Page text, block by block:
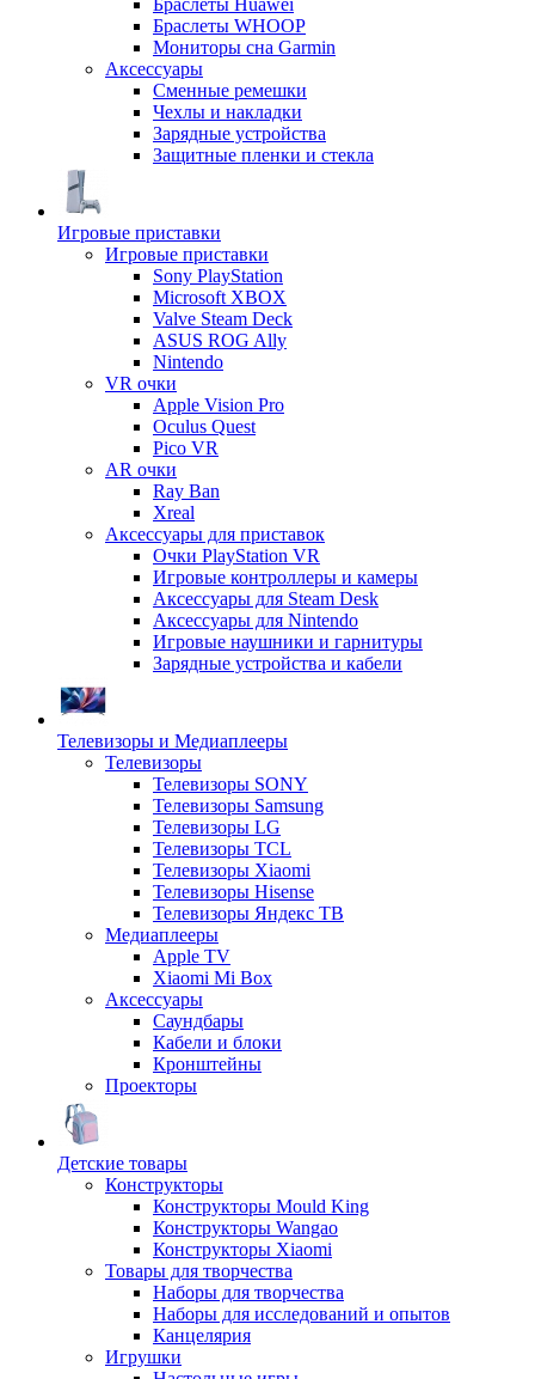
Браслеты Huawei
Браслеты WHOOP
Мониторы сна Garmin
Аксессуары
Сменные ремешки
Чехлы и накладки
Зарядные устройства
Защитные пленки и стекла
Игровые приставки
Игровые приставки
Sony PlayStation
Microsoft XBOX
Valve Steam Deck
ASUS ROG Ally
Nintendo
VR очки
Apple Vision Pro
Oculus Quest
Pico VR
AR очки
Ray Ban
Xreal
Аксессуары для приставок
Очки PlayStation VR
Игровые контроллеры и камеры
Аксессуары для Steam Desk
Аксессуары для Nintendo
Игровые наушники и гарнитуры
Зарядные устройства и кабели
Телевизоры и Медиаплееры
Телевизоры
Телевизоры SONY
Телевизоры Samsung
Телевизоры LG
Телевизоры TCL
Телевизоры Xiaomi
Телевизоры Hisense
Телевизоры Яндекс ТВ
Медиаплееры
Apple TV
Xiaomi Mi Box
Аксессуары
Саундбары
Кабели и блоки
Кронштейны
Проекторы
Детские товары
Конструкторы
Конструкторы Mould King
Конструкторы Wangao
Конструкторы Xiaomi
Товары для творчества
Наборы для творчества
Наборы для исследований и опытов
Канцелярия
Игрушки